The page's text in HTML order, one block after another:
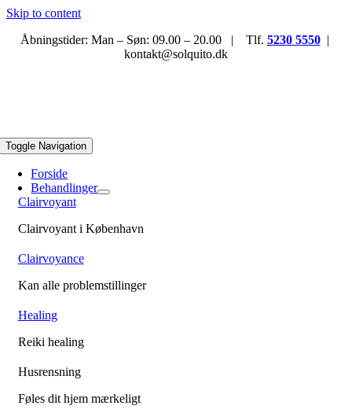
Skip to content
Åbningstider: Man – Søn: 09.00 – 20.00 | Tlf. 5230 5550|
kontakt@solquito.dk
Toggle Navigation
Forside
Behandlinger
Clairvoyant
Clairvoyant i København
Clairvoyance
Kan alle problemstillinger
Healing
Reiki healing
Husrensning
Føles dit hjem mærkeligt